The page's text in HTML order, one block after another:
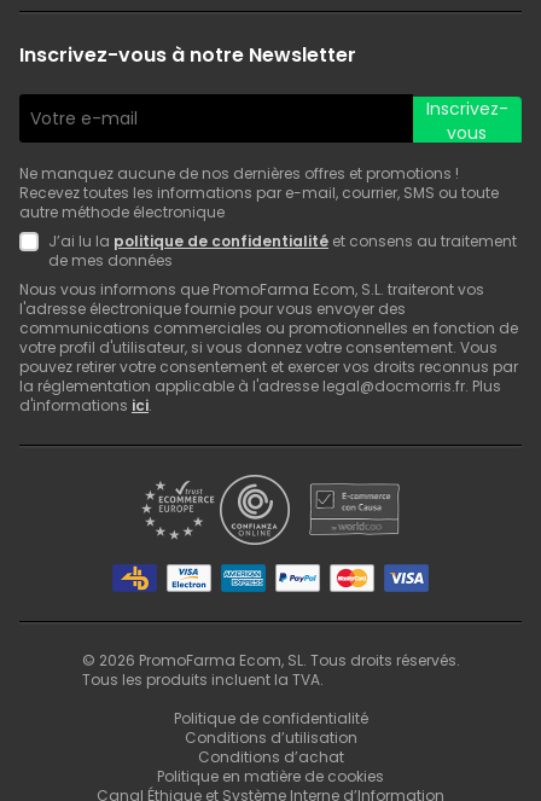
Inscrivez-vous à notre Newsletter
Inscrivez-
vous
Ne manquez aucune de nos dernières offres et promotions !
Recevez toutes les informations par e-mail, courrier, SMS ou toute
autre méthode électronique
J’ai lu la politique de confidentialité et consens au traitement
de mes données
Nous vous informons que PromoFarma Ecom, S.L. traiteront vos
l'adresse électronique fournie pour vous envoyer des
communications commerciales ou promotionnelles en fonction de
votre profil d'utilisateur, si vous donnez votre consentement. Vous
pouvez retirer votre consentement et exercer vos droits reconnus par
la réglementation applicable à l'adresse legal@docmorris.fr. Plus
d'informations ici.
© 2026 PromoFarma Ecom, SL. Tous droits réservés.
Tous les produits incluent la TVA.
Politique de confidentialité
Conditions d’utilisation
Conditions d’achat
Politique en matière de cookies
Canal Éthique et Système Interne d’Information